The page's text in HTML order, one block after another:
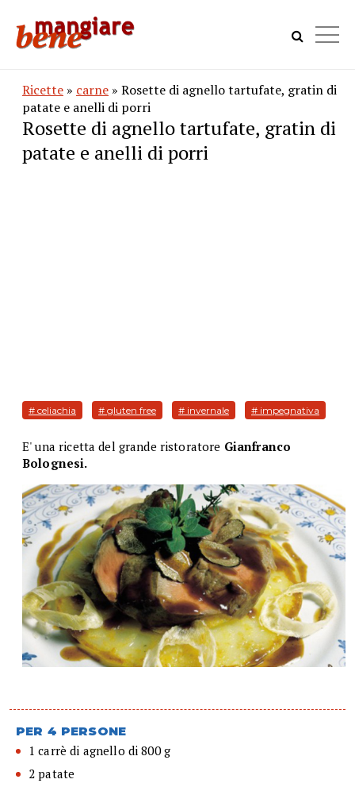
Ricette » carne » Rosette di agnello tartufate, gratin di
patate e anelli di porri
Rosette di agnello tartufate, gratin di
patate e anelli di porri
# celiachia # gluten free # invernale # impegnativa
E' una ricetta del grande ristoratore Gianfranco
Bolognesi.
PER 4 PERSONE
1 carrè di agnello di 800 g
2 patate